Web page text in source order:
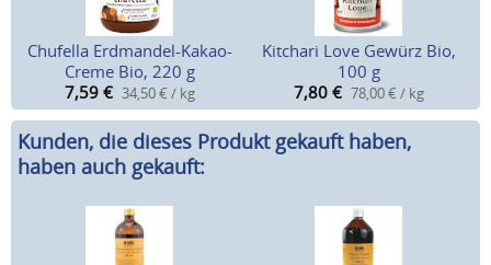
Chufella Erdmandel-Kakao-
Creme Bio, 220 g
7,59 € 34,50 € / kg
Kitchari Love Gewürz Bio,
100 g
7,80 € 78,00 € / kg
Kunden, die dieses Produkt gekauft haben,
haben auch gekauft: